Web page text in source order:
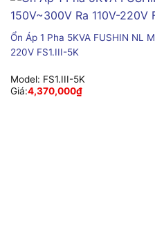
Ổn Áp 1 Pha 5KVA FUSHIN NL
220V FS1.III-5K
Model: FS1.III-5K
Giá:4,370,000₫